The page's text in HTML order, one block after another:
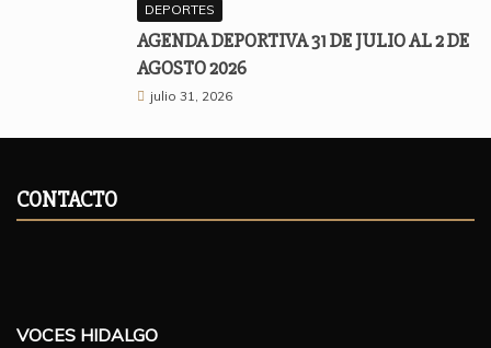
DEPORTES
AGENDA DEPORTIVA 31 DE JULIO AL 2 DE
AGOSTO 2026
julio 31, 2026
CONTACTO
VOCES HIDALGO